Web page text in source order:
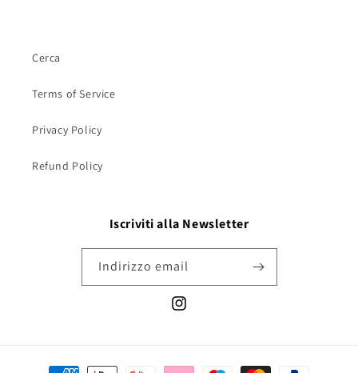
Cerca
Terms of Service
Privacy Policy
Refund Policy
Iscriviti alla Newsletter
Indirizzo email
Instagram
Metodi